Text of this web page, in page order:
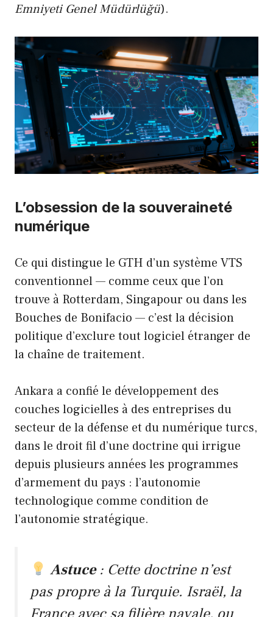
Emniyeti Genel Müdürlüğü).
L’obsession de la souveraineté
numérique
Ce qui distingue le GTH d’un système VTS
conventionnel — comme ceux que l’on
trouve à Rotterdam, Singapour ou dans les
Bouches de Bonifacio — c’est la décision
politique d’exclure tout logiciel étranger de
la chaîne de traitement.
Ankara a confié le développement des
couches logicielles à des entreprises du
secteur de la défense et du numérique turcs,
dans le droit fil d’une doctrine qui irrigue
depuis plusieurs années les programmes
d’armement du pays : l’autonomie
technologique comme condition de
l’autonomie stratégique.
Astuce: Cette doctrine n’est
pas propre à la Turquie. Israël, la